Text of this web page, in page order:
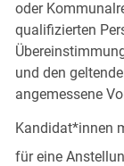
oder
qualifizierten
und den
angemessene
Kandidat*innen
für eine